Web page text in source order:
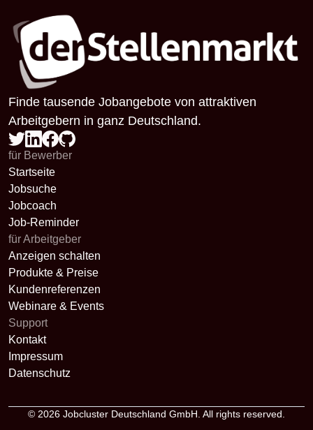
Finde tausende Jobangebote von attraktiven
Arbeitgebern in ganz Deutschland.
für Bewerber
Startseite
Jobsuche
Jobcoach
Job-Reminder
für Arbeitgeber
Anzeigen schalten
Produkte & Preise
Kundenreferenzen
Webinare & Events
Support
Kontakt
Impressum
Datenschutz
© 2026 Jobcluster Deutschland GmbH. All rights reserved.